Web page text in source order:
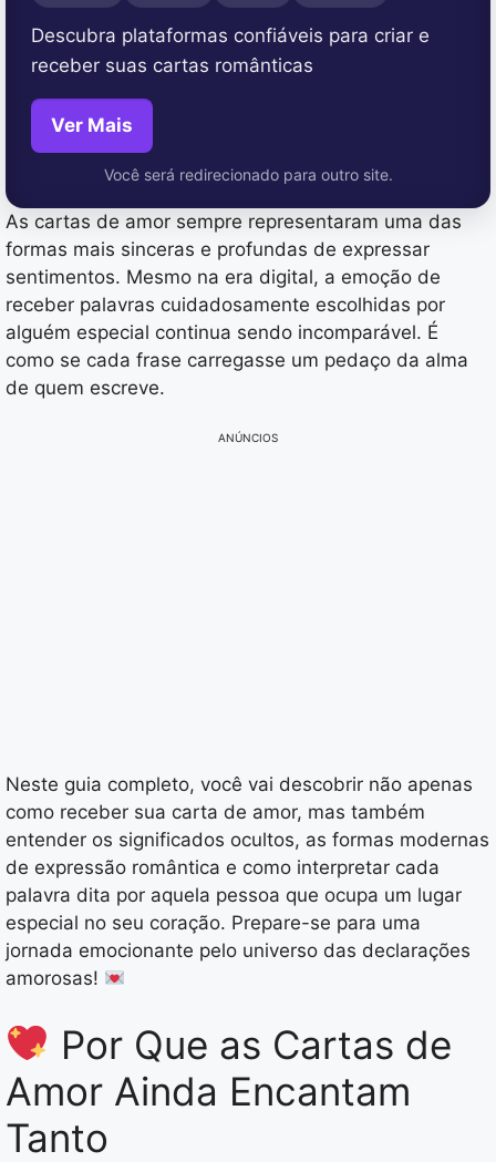
Descubra plataformas confiáveis para criar e
receber suas cartas românticas
Ver Mais
Você será redirecionado para outro site.
As cartas de amor sempre representaram uma das
formas mais sinceras e profundas de expressar
sentimentos. Mesmo na era digital, a emoção de
receber palavras cuidadosamente escolhidas por
alguém especial continua sendo incomparável. É
como se cada frase carregasse um pedaço da alma
de quem escreve.
ANÚNCIOS
Neste guia completo, você vai descobrir não apenas
como receber sua carta de amor, mas também
entender os significados ocultos, as formas modernas
de expressão romântica e como interpretar cada
palavra dita por aquela pessoa que ocupa um lugar
especial no seu coração. Prepare-se para uma
jornada emocionante pelo universo das declarações
amorosas!
Por Que as Cartas de
Amor Ainda Encantam
Tanto